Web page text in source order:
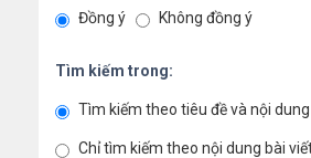
Đồng ý Không đồng ý
Tìm kiếm trong:
Tìm kiếm theo tiêu đề và nội
Chỉ tìm kiếm theo nội dung bài